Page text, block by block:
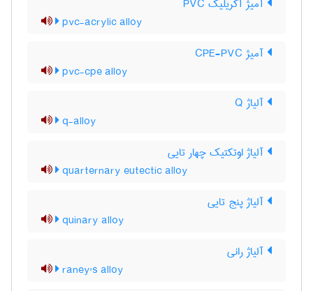
آمیژ آکریلیک PVC
pvc-acrylic alloy
آمیژ CPE-PVC
pvc-cpe alloy
آلیاژ Q
q-alloy
آلیاژ اوتکتیک چهار تایی
quarternary eutectic alloy
آلیاژ پنج تایی
quinary alloy
آلیاژ رانی
raney's alloy